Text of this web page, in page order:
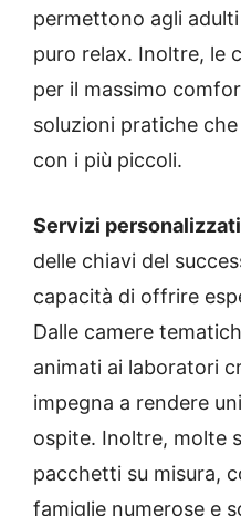
permettono agli
puro relax. Inoltre, le
per il massimo
soluzioni pratiche
con i più piccoli.
Servizi
delle chiavi del
capacità di offrire
Dalle camere
animati ai laboratori
impegna a rendere
ospite. Inoltre, molte
pacchetti su misura,
famiglie numerose e